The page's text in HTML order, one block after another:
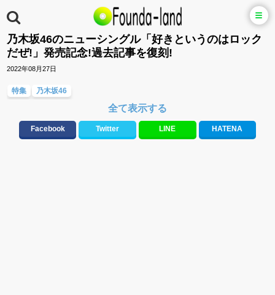
乃木坂46のニューシングル「好きというのはロック
だぜ!」発売記念!過去記事を復刻!
2022年08月27日
特集 乃木坂46
全て表示する
Facebook Twitter LINE HATENA